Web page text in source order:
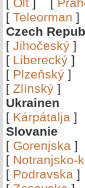
[ Teleorman ]
Czech
[ Jihočeský ]
[ Liberecký ]
[ Plzeňský ]
[ Zlínský ]
Ukrainen
[ Kárpátalja ]
Slovanie
[ Gorenjska ]
[ Notranjsko-
[ Podravska ]